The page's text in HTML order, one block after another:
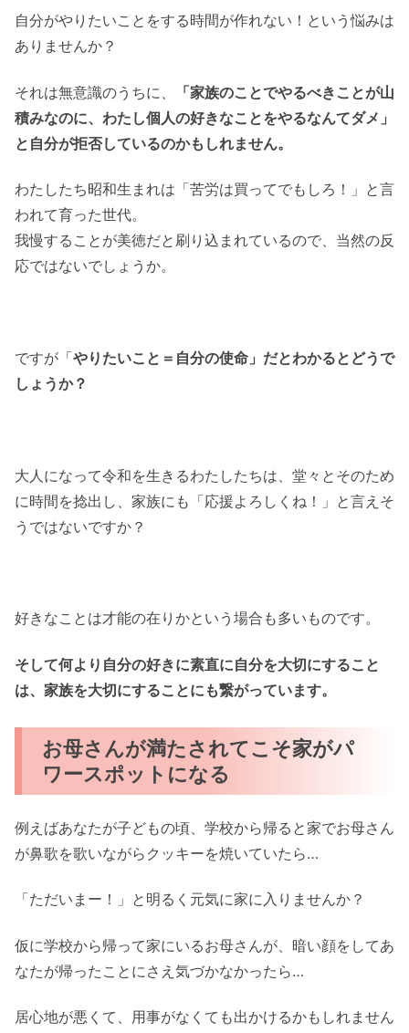
自分がやりたいことをする時間が作れない！という悩みは
ありませんか？
それは無意識のうちに、
「家族のことでやるべきことが山
積みなのに、わたし個人の好きなことをやるなんてダメ」
と自分が拒否しているのかもしれません。
わたしたち昭和生まれは「苦労は買ってでもしろ！」と言
われて育った世代。
我慢することが美徳だと刷り込まれているので、当然の反
応ではないでしょうか。
ですが「やりたいこと＝自分の使命」だとわかるとどうで
しょうか？
大人になって令和を生きるわたしたちは、堂々とそのため
に時間を捻出し、家族にも「応援よろしくね！」と言えそ
うではないですか？
好きなことは才能の在りかという場合も多いものです。
そして何より自分の好きに素直に自分を大切にすること
は、家族を大切にすることにも繋がっています。
お母さんが満たされてこそ家がパ
ワースポットになる
例えばあなたが子どもの頃、学校から帰ると家でお母さん
が鼻歌を歌いながらクッキーを焼いていたら…
「ただいまー！」と明るく元気に家に入りませんか？
仮に学校から帰って家にいるお母さんが、暗い顔をしてあ
なたが帰ったことにさえ気づかなかったら…
居心地が悪くて、用事がなくても出かけるかもしれません